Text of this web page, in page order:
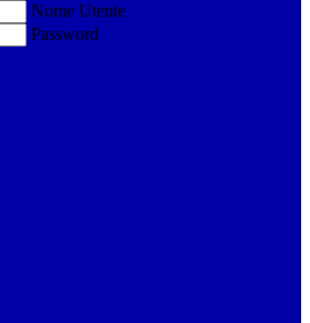
Nome Utente
Password